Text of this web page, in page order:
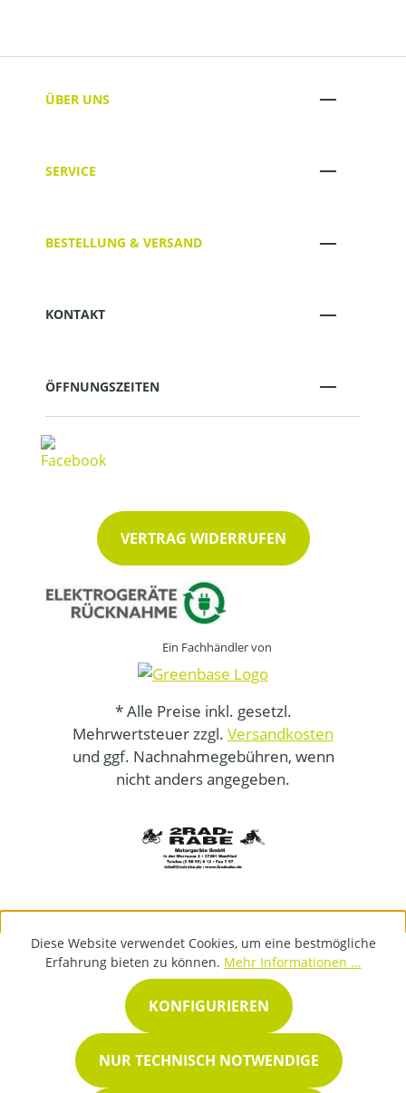
ÜBER UNS
SERVICE
BESTELLUNG & VERSAND
KONTAKT
ÖFFNUNGSZEITEN
VERTRAG WIDERRUFEN
Ein Fachhändler von
* Alle Preise inkl. gesetzl.
Mehrwertsteuer zzgl. Versandkosten
und ggf. Nachnahmegebühren, wenn
nicht anders angegeben.
Diese Website verwendet Cookies, um eine bestmögliche
Erfahrung bieten zu können. Mehr Informationen ...
NUR TECHNISCH NOTWENDIGE
KONFIGURIEREN